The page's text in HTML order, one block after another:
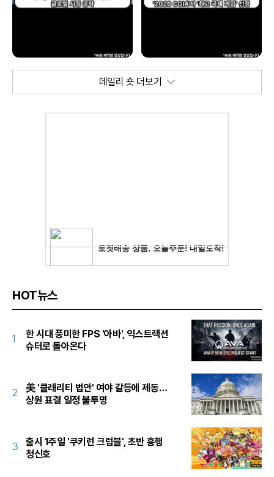
데일리 숏 더보기
HOT뉴스
1
한 시대 풍미한 FPS '아바', 익스트랙션
슈터로 돌아온다
2
美 '클래리티 법안' 여야 갈등에 제동…
상원 표결 일정 불투명
3
출시 1주일 '쿠키런 크럼블', 초반 흥행
청신호